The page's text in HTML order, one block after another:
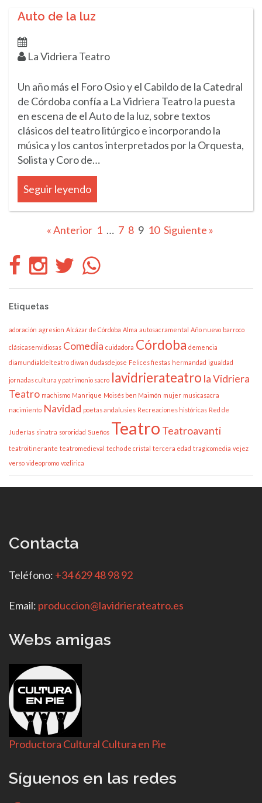
Auto de la luz
La Vidriera Teatro
Un año más el Foro Osio y el Cabildo de la Catedral
de Córdoba confía a La Vidriera Teatro la puesta
en escena de el Auto de la luz, sobre textos
clásicos del teatro litúrgico e incorporando la
música y los cantos interpretados por la Orquesta,
Solista y Coro de…
Seguir leyendo
« Anterior 1 … 7 8 9 10 Siguiente »
Etiquetas
adoración agresion Alcázar de Córdoba Alma autosacramental Año nuevo barroco
clásicasenvidiosas Comedia cuidadora Córdoba demencia
diamundialdelteatro diwan dudasdejose Felices fiestas hermandad igualdad
jornadas cultura y patrimonio sacro lavidrierateatro la Vidriera
Teatro machismo Manrique Moisés ben Maimón mujer musicasacra
nacimiento Navidad poetas andalusies Recreaciones históricas Red de
Juderías sinatra sororidad Sueños Teatro Teatroavanti
teatroitinerante teatromedieval techo de cristal tercera edad tragicomedia vejez
verso videopromo vozlirica
Contacta
Teléfono: +34 629 48 98 92
Email: produccion@lavidrierateatro.es
Webs amigas
Productora Cultural Cultura en Pie
Síguenos en las redes